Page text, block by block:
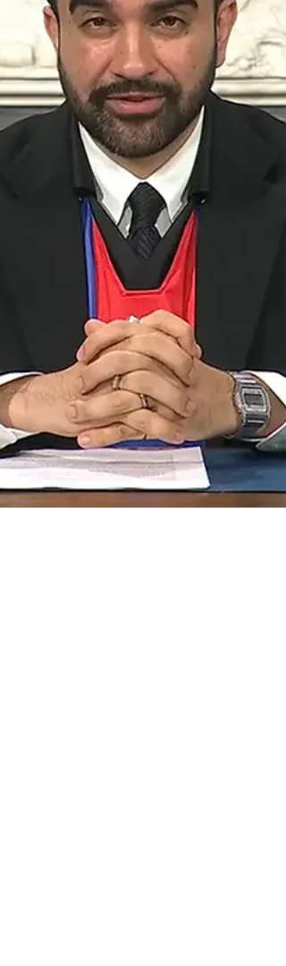
inaugurou nesta segunda-feira (15) a Arena
Niterói, a primeira arena indoor do Estado do Rio
de Janeiro localizada fora da capital. O
equipamento foi projetado para receber
competições esportivas nacionais e
internacionais, além de shows e eventos
A cerimônia reuniu cerca de 2 mil alunos da rede
municipal de ensino e contou com
da Seleção Brasileira de Ginástica